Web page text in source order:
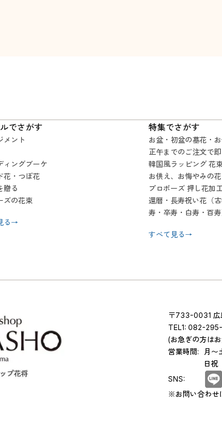
でさがす
メント
ィングブーケ
花・つぼ花
贈る
ズの花束
る →
特集でさがす
お盆・初盆の墓花・
正午までのご注文で
韓国風ラッピング 花
お供え、お悔やみの花
プロポーズ 押し花加
還暦・長寿祝い花（
寿・卒寿・白寿・百寿
すべて見る →
〒733-0031 広
TEL1: 082-
(お急ぎの方は
営業時間:
月〜
日祝
SNS:
※お問い合わせ